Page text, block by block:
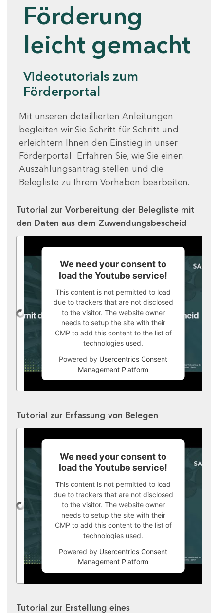
Förderung
leicht gemacht
Videotutorials zum
Förderportal
Mit unseren detaillierten Anleitungen
begleiten wir Sie Schritt für Schritt und
erleichtern Ihnen den Einstieg in unser
Förderportal: Erfahren Sie, wie Sie einen
Auszahlungsantrag stellen und die
Belegliste zu Ihrem Vorhaben bearbeiten.
Tutorial zur Vorbereitung der Belegliste mit
den Daten aus dem Zuwendungsbescheid
We need your consent to
load the Youtube service!
This content is not permitted to load
due to trackers that are not disclosed
to the visitor. The website owner
needs to setup the site with their
CMP to add this content to the list of
technologies used.
Powered by Usercentrics Consent
Management Platform
Tutorial zur Erfassung von Belegen
We need your consent to
load the Youtube service!
This content is not permitted to load
due to trackers that are not disclosed
to the visitor. The website owner
needs to setup the site with their
CMP to add this content to the list of
technologies used.
Powered by Usercentrics Consent
Management Platform
Tutorial zur Erstellung eines